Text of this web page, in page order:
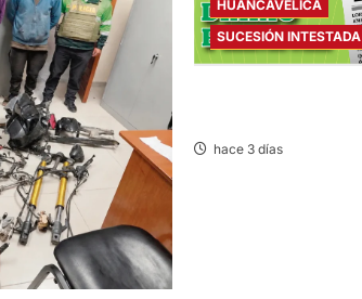
HUANCAVELICA
SUCESIÓN INTESTADA
hace 3 días